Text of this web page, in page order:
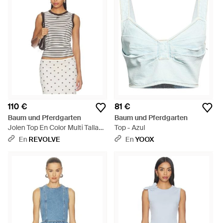
110 €
Baum und Pferdgarten
Jolen Top En Color Multi Talla
(También En Xxs, Xs, S, M, Xl) -
En REVOLVE
81 €
Baum und Pferdgarten
Top - Azul
EnYOOX